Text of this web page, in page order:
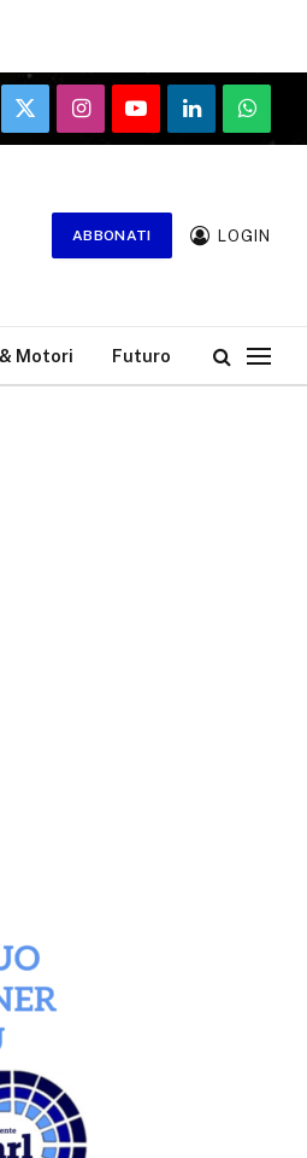
X
(Twitter)
InstagramYouTubeLinkedIn
ABBONATI LOGIN
Motori Futuro